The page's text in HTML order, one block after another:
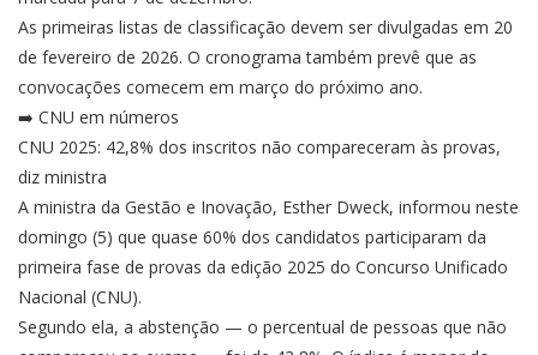
As primeiras listas de classificação devem ser divulgadas em 20
de fevereiro de 2026. O cronograma também prevê que as
convocações comecem em março do próximo ano.
➡️ CNU em números
CNU 2025: 42,8% dos inscritos não compareceram às provas,
diz ministra
A ministra da Gestão e Inovação, Esther Dweck, informou neste
domingo (5) que quase 60% dos candidatos participaram da
primeira fase de provas da edição 2025 do Concurso Unificado
Nacional (CNU).
Segundo ela, a abstenção — o percentual de pessoas que não